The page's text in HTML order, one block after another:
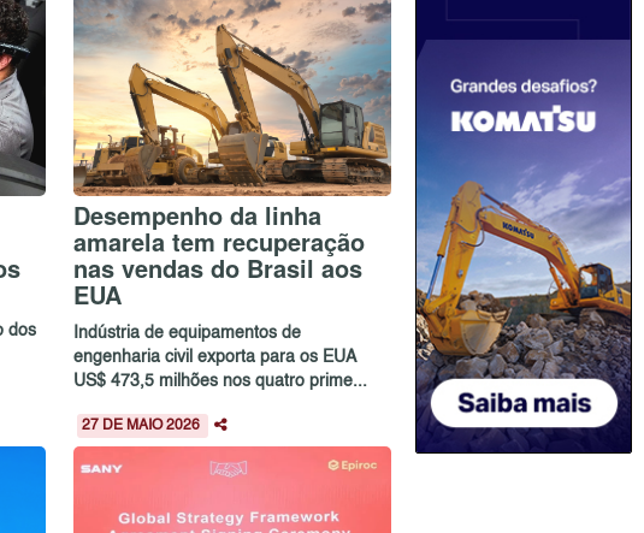
dos
Desempenho da linha
amarela tem recuperação
nas vendas do Brasil aos
EUA
Indústria de equipamentos de
engenharia civil exporta para os EUA
US$ 473,5 milhões nos quatro prime...
27 DE MAIO 2026